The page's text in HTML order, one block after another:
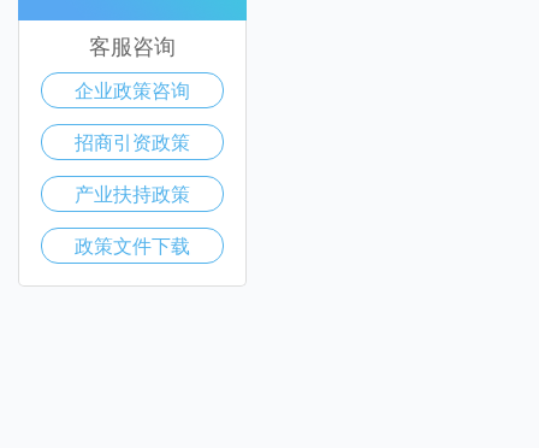
客服咨询
企业政策咨询
招商引资政策
产业扶持政策
政策文件下载